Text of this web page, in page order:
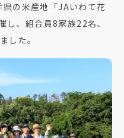
の米産地「JAいわて花
、組合員8家族22名、
した。